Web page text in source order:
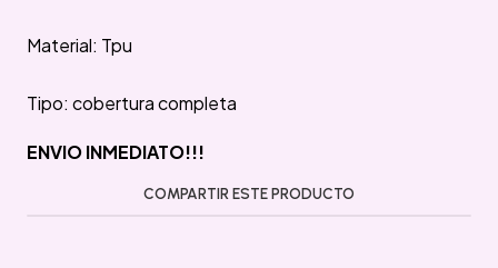
Material: Tpu
Tipo: cobertura completa
ENVIO INMEDIATO!!!
COMPARTIR ESTE PRODUCTO